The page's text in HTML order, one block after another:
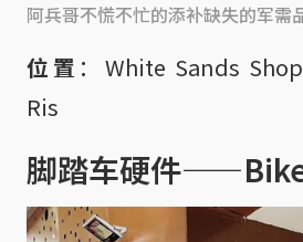
阿兵哥不慌不忙的添补缺失的军需
位置 ：White Sands
Ris
脚踏车硬件